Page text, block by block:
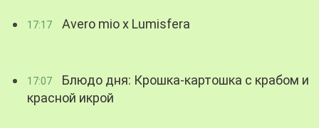
17:17 Avero mio x Lumisfera
17:07
Блюдо дня: Крошка-картошка с крабом и
красной икрой